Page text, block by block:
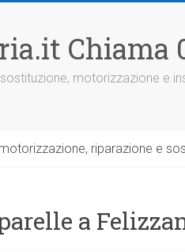
Chiama
motorizzazione e
riparazione e
a